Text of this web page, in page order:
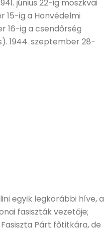
június 22-ig moszkvai
15-ig a Honvédelmi
16-ig a csendőrség
1944. szeptember 28-
egyik legkorábbi híve, a
fasiszták vezetője;
Fasiszta Párt főtitkára, de